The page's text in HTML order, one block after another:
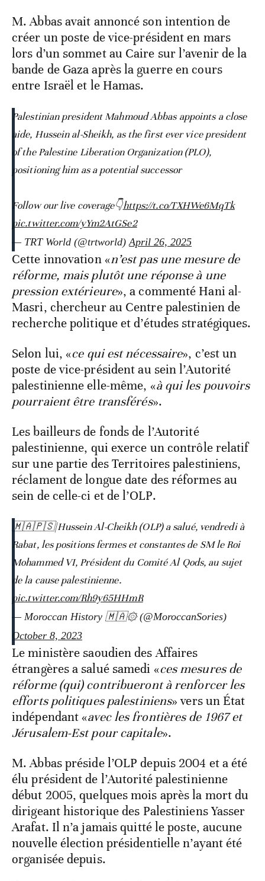
M. Abbas avait annoncé son intention de
créer un poste de vice-président en mars
lors d’un sommet au Caire sur l’avenir de la
bande de Gaza après la guerre en cours
entre Israël et le Hamas.
Palestinian president Mahmoud Abbas appoints a close
aide, Hussein al-Sheikh, as the first ever vice president
of the Palestine Liberation Organization (PLO),
positioning him as a potential successor
Follow our live coverage👇https://t.co/TXHWe6MqTk
pic.twitter.com/yYm2AtGSe2
— TRT World (@trtworld)April 26, 2025
Cette innovation «n’est pas une mesure de
réforme, mais plutôt une réponse à une
pression extérieure», a commenté Hani al-
Masri, chercheur au Centre palestinien de
recherche politique et d’études stratégiques.
Selon lui, «ce qui est nécessaire», c’est un
poste de vice-président au sein l’Autorité
palestinienne elle-même, «à qui les pouvoirs
pourraient être transférés».
Les bailleurs de fonds de l’Autorité
palestinienne, qui exerce un contrôle relatif
sur une partie des Territoires palestiniens,
réclament de longue date des réformes au
sein de celle-ci et de l’OLP.
🇲🇦🇵🇸|Hussein Al-Cheikh (OLP) a salué, vendredi à
Rabat, les positions fermes et constantes de SM le Roi
Mohammed VI, Président du Comité Al Qods, au sujet
de la cause palestinienne.
pic.twitter.com/Rh9y65HHmR
— Moroccan History 🇲🇦۞ (@MoroccanSories)
October 8, 2023
Le ministère saoudien des Affaires
étrangères a salué samedi «ces mesures de
réforme (qui) contribueront à renforcer les
efforts politiques palestiniens» vers un État
indépendant «avec les frontières de 1967 et
Jérusalem-Est pour capitale».
M. Abbas préside l’OLP depuis 2004 et a été
élu président de l’Autorité palestinienne
début 2005, quelques mois après la mort du
dirigeant historique des Palestiniens Yasser
Arafat. Il n’a jamais quitté le poste, aucune
nouvelle élection présidentielle n’ayant été
organisée depuis.